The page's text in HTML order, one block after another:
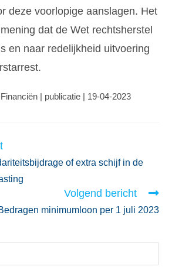
deze voorlopige aanslagen. Het
dat de Wet rechtsherstel
en naar redelijkheid uitvoering
| publicatie | 19-04-2023
of extra schijf in de
Volgend bericht
minimumloon per 1 juli 2023